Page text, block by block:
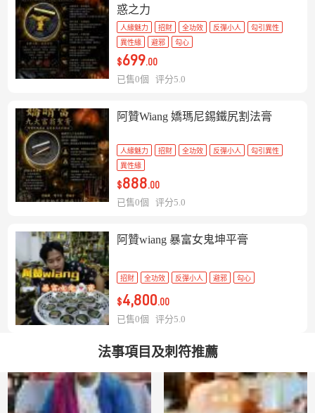
惑之力
人緣魅力 招財 全功效 反彈小人
勾引異性
異性緣
避邪 勾心
$699.00
已售0個 评分5.0
阿贊Wiang 嬌瑪尼錫鐵尻割法膏
人緣魅力 招財 全功效 反彈小人
勾引異性
異性緣
$888.00
已售0個 评分5.0
阿贊wiang 暴富女鬼坤平膏
招財 全功效 反彈小人 避邪 勾心
$4,800.00
已售0個 评分5.0
法事項目及刺符推薦